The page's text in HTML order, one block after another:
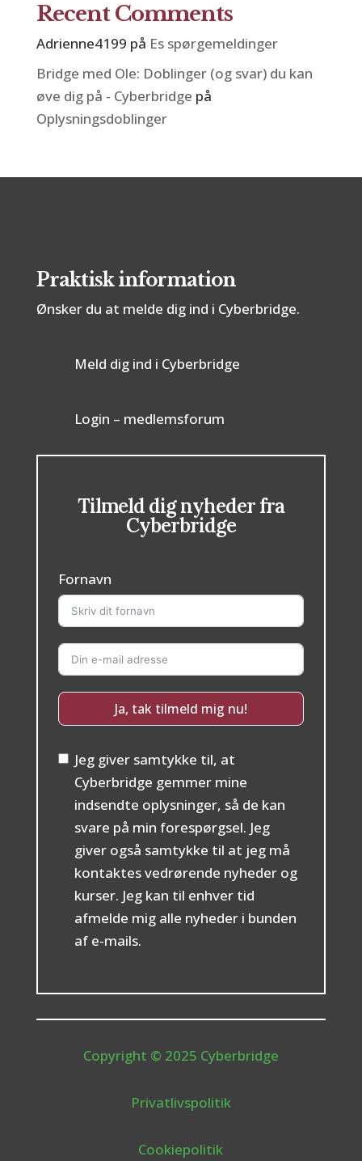
Recent Comments
Adrienne4199 på Es spørgemeldinger
Bridge med Ole: Doblinger (og svar) du kan
øve dig på - Cyberbridge på
Oplysningsdoblinger
Praktisk information
Ønsker du at melde dig ind i Cyberbridge.
Meld dig ind i Cyberbridge
Login – medlemsforum
Tilmeld dig nyheder fra
Cyberbridge
Fornavn
Ja, tak tilmeld mig nu!
Jeg giver samtykke til, at
Cyberbridge gemmer mine
indsendte oplysninger, så de kan
svare på min forespørgsel. Jeg
giver også samtykke til at jeg må
kontaktes vedrørende nyheder og
kurser. Jeg kan til enhver tid
afmelde mig alle nyheder i bunden
af e-mails.
Copyright © 2025 Cyberbridge
Privatlivspolitik
Cookiepolitik